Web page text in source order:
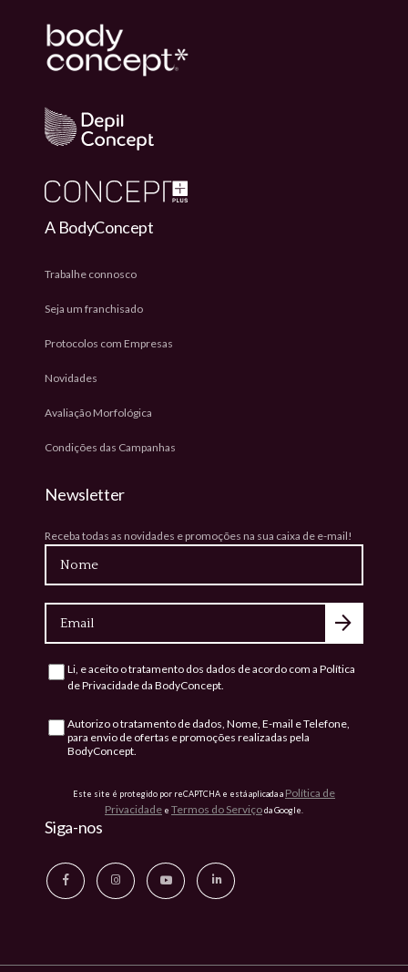
A BodyConcept
Trabalhe connosco
Seja um franchisado
Protocolos com Empresas
Novidades
Avaliação Morfológica
Condições das Campanhas
Newsletter
Receba todas as novidades e promoções na sua caixa de e-mail!
Consentimento
Li, e aceito o tratamento dos dados de acordo com aPolítica
de Privacidade da BodyConcept.
Consentimento
Autorizo o tratamento de dados, Nome, E-mail e Telefone,
para envio de ofertas e promoções realizadas pela
BodyConcept.
Este site é protegido por reCAPTCHA e está aplicada a Política de
Privacidade e Termos do Serviçoda Google.
Siga-nos